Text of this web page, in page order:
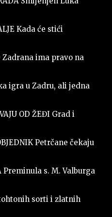
Kada će stići
Zadrana ima pravo na
igra u Zadru, ali jedna
OD ŽEĐI Grad i
Petrčane čekaju
Preminula s. M. Valburga
sorti i zlatnih